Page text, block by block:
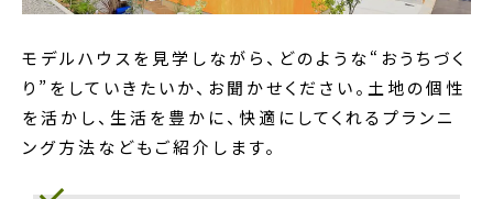
モデルハウスを見学しながら、どのような“おうちづく
り”をしていきたいか、お聞かせください。土地の個性
を活かし、生活を豊かに、快適にしてくれるプランニ
ング方法などもご紹介します。